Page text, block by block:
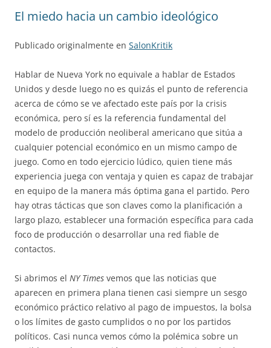
El miedo hacia un cambio ideológico
Publicado originalmente en SalonKritik
Hablar de Nueva York no equivale a hablar de Estados
Unidos y desde luego no es quizás el punto de referencia
acerca de cómo se ve afectado este país por la crisis
económica, pero sí es la referencia fundamental del
modelo de producción neoliberal americano que sitúa a
cualquier potencial económico en un mismo campo de
juego. Como en todo ejercicio lúdico, quien tiene más
experiencia juega con ventaja y quien es capaz de trabajar
en equipo de la manera más óptima gana el partido. Pero
hay otras tácticas que son claves como la planificación a
largo plazo, establecer una formación específica para cada
foco de producción o desarrollar una red fiable de
contactos.
Si abrimos el NY Times vemos que las noticias que
aparecen en primera plana tienen casi siempre un sesgo
económico práctico relativo al pago de impuestos, la bolsa
o los límites de gasto cumplidos o no por los partidos
políticos. Casi nunca vemos cómo la polémica sobre un